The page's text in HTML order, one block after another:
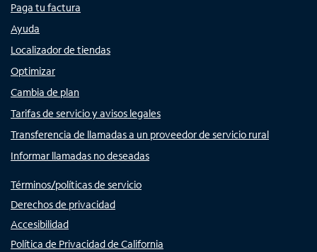
Paga tu factura
Ayuda
Localizador de tiendas
Optimizar
Cambia de plan
Tarifas de servicio y avisos legales
Transferencia de llamadas a un proveedor de servicio rural
Informar llamadas no deseadas
Términos/políticas de servicio
Derechos de privacidad
Accesibilidad
Política de Privacidad de California